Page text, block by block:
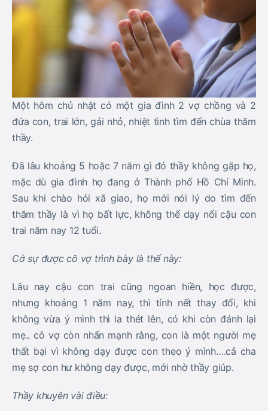
Một hôm chủ nhật có một gia đình 2 vợ chồng và 2
đứa con, trai lớn, gái nhỏ, nhiệt tình tìm đến chùa thăm
thầy.
Đã lâu khoảng 5 hoặc 7 năm gì đó thầy không gặp họ,
mặc dù gia đình họ đang ở Thành phố Hồ Chí Minh.
Sau khi chào hỏi xã giao, họ mới nói lý do tìm đến
thăm thầy là vì họ bất lực, không thể dạy nổi cậu con
trai năm nay 12 tuổi.
Cớ sự được cô vợ trình bày là thế này:
Lâu nay cậu con trai cũng ngoan hiền, học được,
nhưng khoảng 1 năm nay, thì tính nết thay đổi, khi
không vừa ý mình thì la thét lên, có khi còn đánh lại
mẹ.. cô vợ còn nhấn mạnh rằng, con là một người mẹ
thất bại vì không dạy được con theo ý mình….cả cha
mẹ sợ con hư không dạy được, mới nhờ thầy giúp.
Thầy khuyên vài điều: